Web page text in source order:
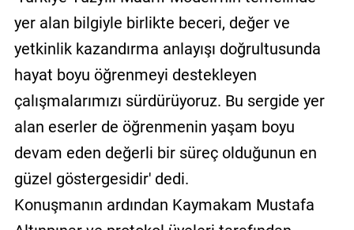
yer alan bilgiyle birlikte beceri, değer ve
yetkinlik kazandırma anlayışı doğrultusunda
hayat boyu öğrenmeyi destekleyen
çalışmalarımızı sürdürüyoruz. Bu sergide yer
alan eserler de öğrenmenin yaşam boyu
devam eden değerli bir süreç olduğunun en
güzel göstergesidir' dedi.
Konuşmanın ardından Kaymakam Mustafa